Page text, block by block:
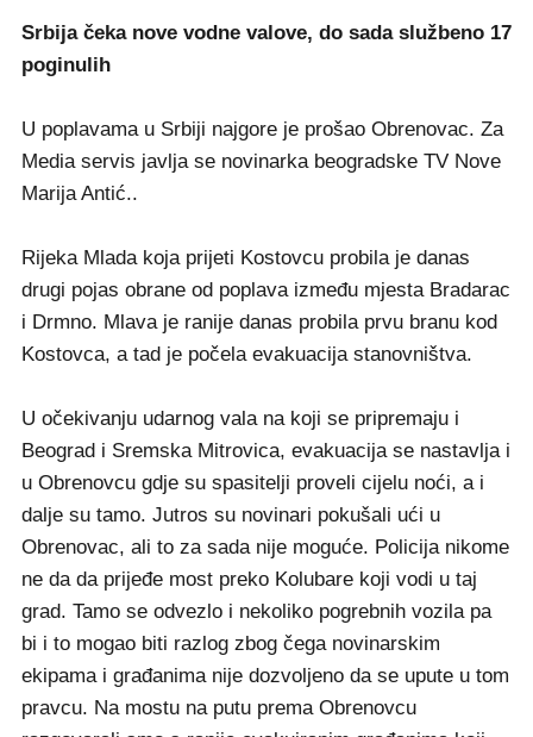
Srbija čeka nove vodne valove, do sada službeno 17
poginulih
U poplavama u Srbiji najgore je prošao Obrenovac. Za
Media servis javlja se novinarka beogradske TV Nove
Marija Antić..
Rijeka Mlada koja prijeti Kostovcu probila je danas
drugi pojas obrane od poplava između mjesta Bradarac
i Drmno. Mlava je ranije danas probila prvu branu kod
Kostovca, a tad je počela evakuacija stanovništva.
U očekivanju udarnog vala na koji se pripremaju i
Beograd i Sremska Mitrovica, evakuacija se nastavlja i
u Obrenovcu gdje su spasitelji proveli cijelu noći, a i
dalje su tamo. Jutros su novinari pokušali ući u
Obrenovac, ali to za sada nije moguće. Policija nikome
ne da da prijeđe most preko Kolubare koji vodi u taj
grad. Tamo se odvezlo i nekoliko pogrebnih vozila pa
bi i to mogao biti razlog zbog čega novinarskim
ekipama i građanima nije dozvoljeno da se upute u tom
pravcu. Na mostu na putu prema Obrenovcu